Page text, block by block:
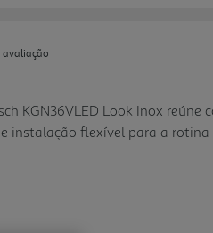
avaliação
KGN36VLED Look Inox reúne
instalação flexível para a rotina
por 237L no frigorífico
frescos, co ngelados e compras